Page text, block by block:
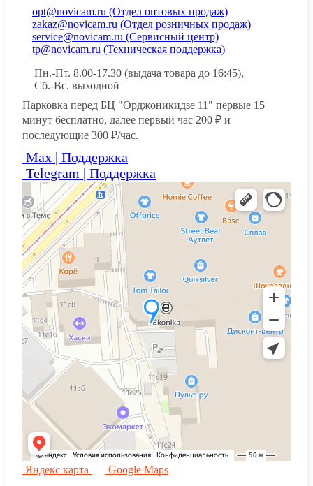
opt@novicam.ru (Отдел оптовых продаж)
zakaz@novicam.ru (Отдел розничных продаж)
service@novicam.ru (Сервисный центр)
tp@novicam.ru (Техническая поддержка)
Пн.-Пт. 8.00-17.30 (выдача товара до 16:45),
Сб.-Вс. выходной
Парковка перед БЦ "Орджоникидзе 11" первые 15
минут бесплатно, далее первый час 200 ₽ и
последующие 300 ₽/час.
Max | Поддержка
Telegram | Поддержка
Яндекс карта
Google Maps